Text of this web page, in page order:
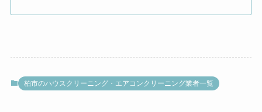
柏市のハウスクリーニング・エアコンクリーニング業者一覧